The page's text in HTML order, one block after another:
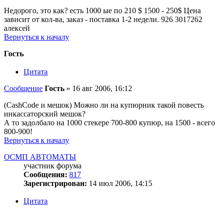
Недорого, это как? есть 1000 ые по 210 $ 1500 - 250$ Цена
зависит от кол-ва, заказ - поставка 1-2 недели. 926 3017262
алексей
Вернуться к началу
Гость
Цитата
Сообщение Гость » 16 авг 2006, 16:12
(CashCode и мешок) Можно ли на купюрник такой повесть
инкассаторский мешок?
А то задолбало на 1000 стекере 700-800 купюр, на 1500 - всего
800-900!
Вернуться к началу
ОСМП АВТОМАТЫ
участник форума
Сообщения: 817
Зарегистрирован: 14 июл 2006, 14:15
Цитата